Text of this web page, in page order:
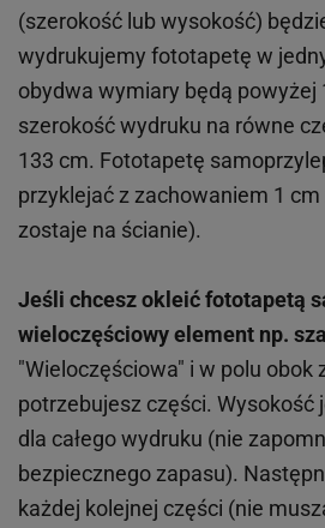
(szerokość lub wysokość)
wydrukujemy fototapetę w
obydwa wymiary będą powyżej
szerokość wydruku na równe
133 cm. Fototapetę
przyklejać z zachowaniem 1 cm
zostaje na ścianie).
Jeśli chcesz okleić fototapetą
wieloczęściowy element np.
"Wieloczęściowa" i w polu obok
potrzebujesz części. Wysokość
dla całego wydruku (nie
bezpiecznego zapasu).
każdej kolejnej części (nie